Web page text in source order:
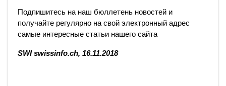
Подпишитесь на наш бюллетень новостей и
получайте регулярно на свой электронный адрес
самые интересные статьи нашего сайта
SWI swissinfo.ch, 16.11.2018